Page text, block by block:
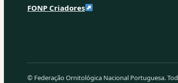
FONP Criadores
© Federação Ornitológica Nacional Portuguesa.